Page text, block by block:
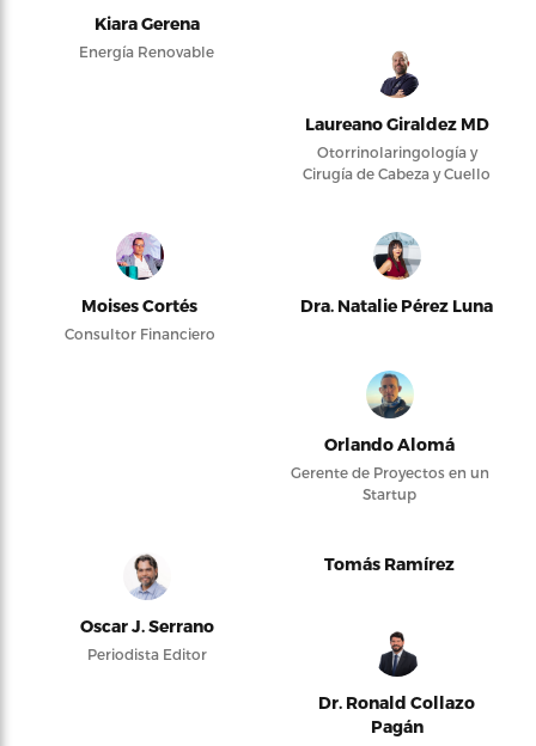
Kiara Gerena
Energía Renovable
Laureano Giraldez MD
Otorrinolaringología y
Cirugía de Cabeza y Cuello
Moises Cortés
Consultor Financiero
Dra. Natalie Pérez Luna
Orlando Alomá
Gerente de Proyectos en un
Startup
Oscar J. Serrano
Periodista Editor
Tomás Ramírez
Dr. Ronald Collazo
Pagán